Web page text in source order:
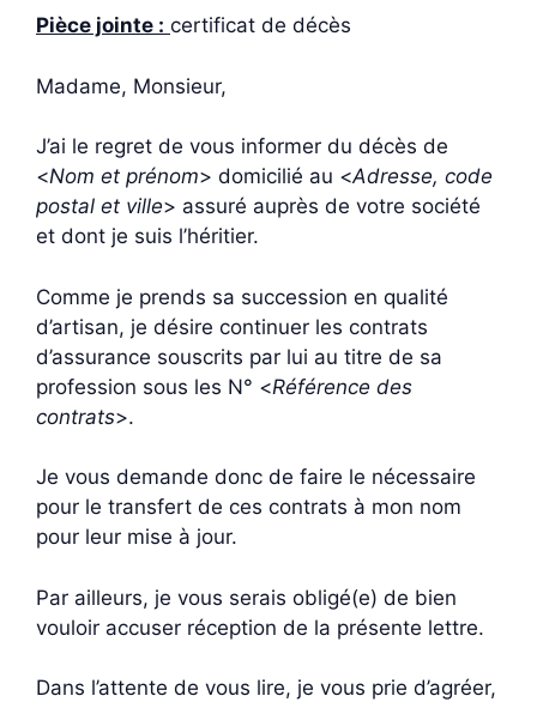
Pièce jointe : certificat de décès
Madame, Monsieur,
J’ai le regret de vous informer du décès de
<Nom et prénom> domicilié au <Adresse, code
postal et ville> assuré auprès de votre société
et dont je suis l’héritier.
Comme je prends sa succession en qualité
d’artisan, je désire continuer les contrats
d’assurance souscrits par lui au titre de sa
profession sous les N° <Référence des
contrats>.
Je vous demande donc de faire le nécessaire
pour le transfert de ces contrats à mon nom
pour leur mise à jour.
Par ailleurs, je vous serais obligé(e) de bien
vouloir accuser réception de la présente lettre.
Dans l’attente de vous lire, je vous prie d’agréer,